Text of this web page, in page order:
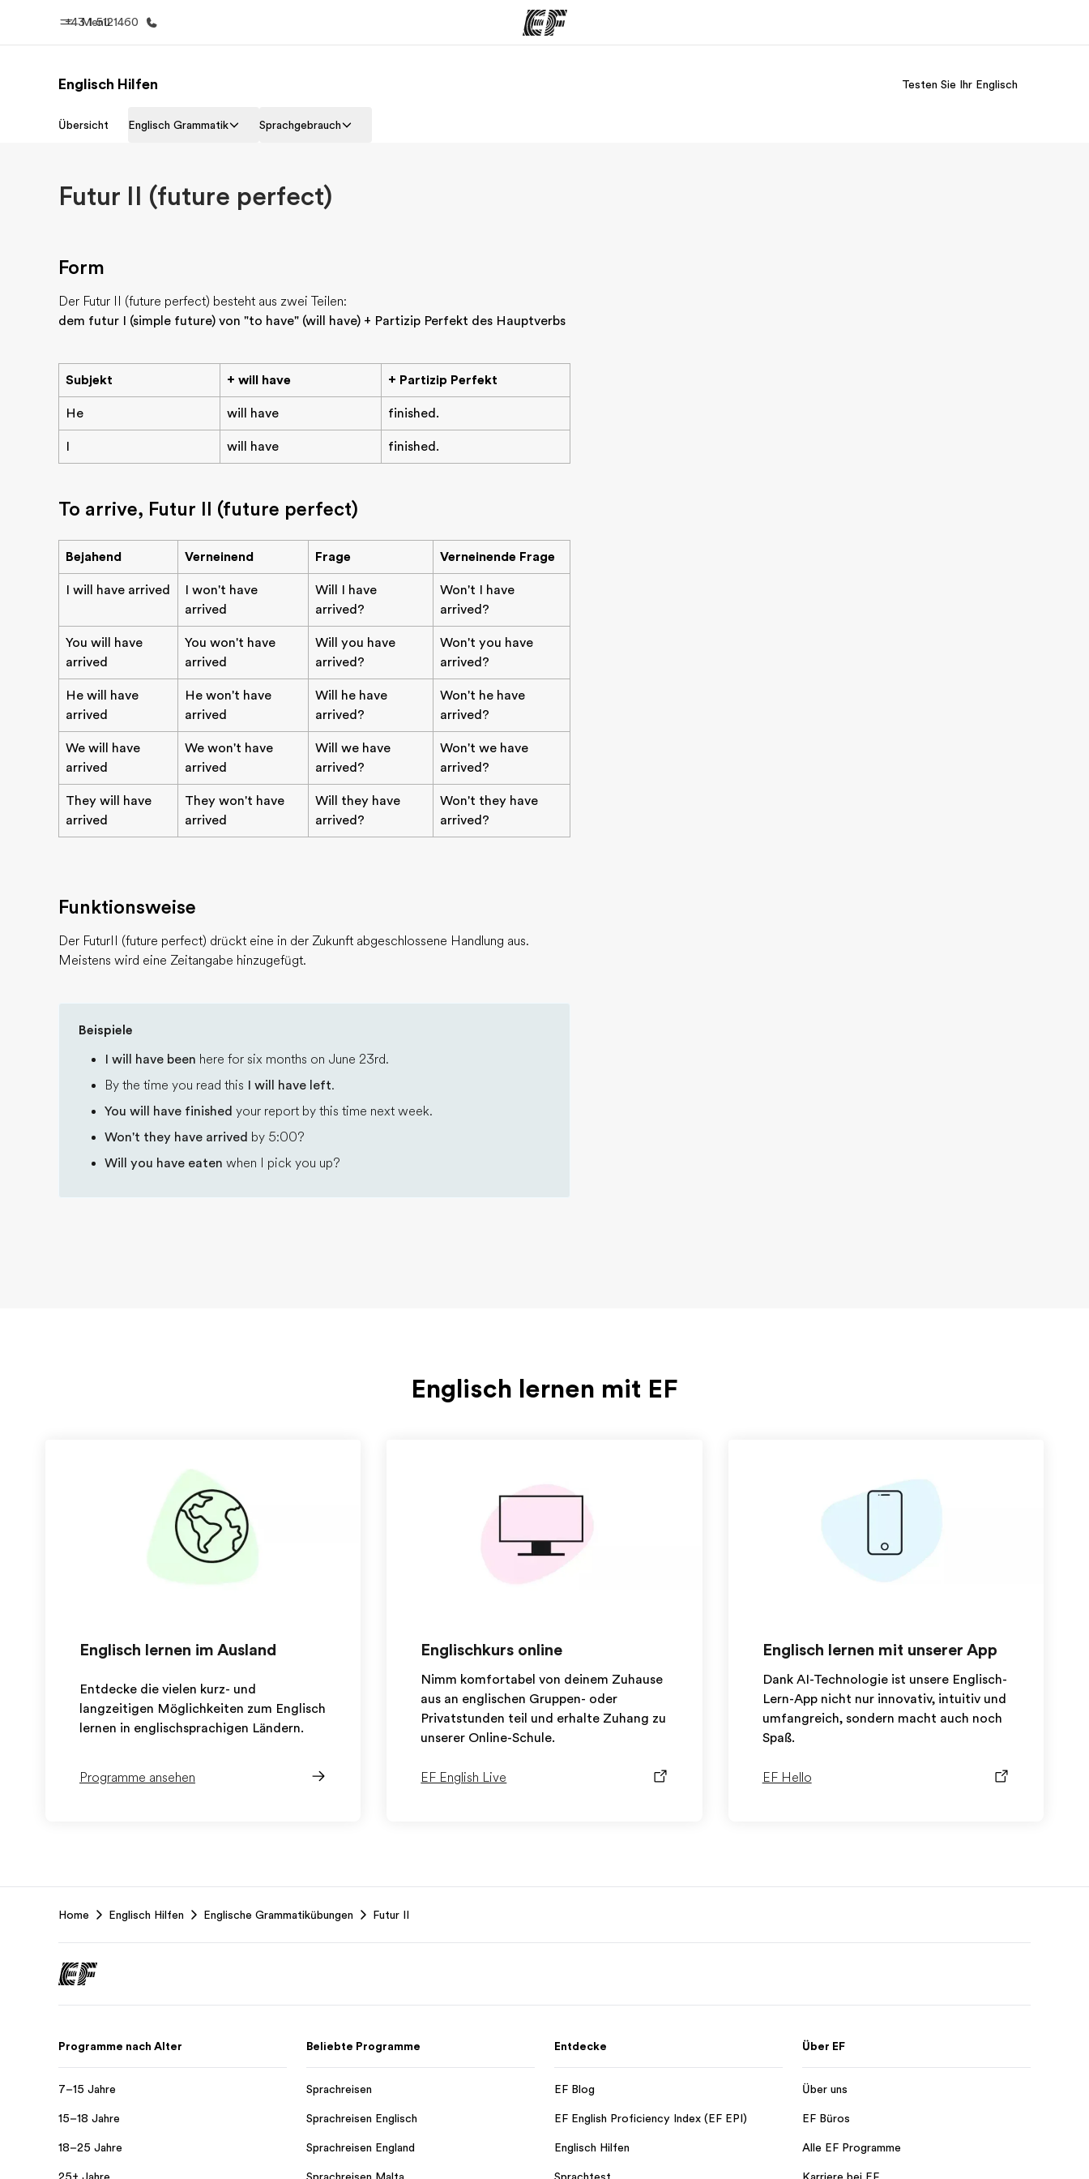
Menü
+43 1 5121460
Home Programme
Englisch Hilfen Testen Sie Ihr Englisch
Übersicht Englisch Grammatik Sprachgebrauch
Futur II (future perfect)
Form
Der Futur II (future perfect) besteht aus zwei Teilen:
dem futur I (simple future) von "to have" (will have) + Partizip Perfekt des Hauptverbs
Subjekt + will have + Partizip Perfekt
He will have finished.
I will have finished.
To arrive, Futur II (future perfect)
Bejahend Verneinend Frage Verneinende Frage
I will have arrived
I won't have
arrived
Will I have
arrived?
Won't I have
arrived?
You will have
arrived
You won't have
arrived
Will you have
arrived?
Won't you have
arrived?
He will have
arrived
He won't have
arrived
Will he have
arrived?
Won't he have
arrived?
We will have
arrived
We won't have
arrived
Will we have
arrived?
Won't we have
arrived?
They will have
arrived
They won't have
arrived
Will they have
arrived?
Won't they have
arrived?
Funktionsweise
Der FuturII (future perfect) drückt eine in der Zukunft abgeschlossene Handlung aus.
Meistens wird eine Zeitangabe hinzugefügt.
Beispiele
I will have been here for six months on June 23rd.
By the time you read this I will have left.
You will have finished your report by this time next week.
Won't they have arrived by 5:00?
Will you have eaten when I pick you up?
Englisch lernen mit EF
Englisch lernen im Ausland
Entdecke die vielen kurz- und
langzeitigen Möglichkeiten zum Englisch
lernen in englischsprachigen Ländern.
Programme ansehen
Englischkurs online
Nimm komfortabel von deinem Zuhause
aus an englischen Gruppen- oder
Privatstunden teil und erhalte Zuhang zu
unserer Online-Schule.
EF English Live
Englisch lernen mit unserer App
Dank AI-Technologie ist unsere Englisch-
Lern-App nicht nur innovativ, intuitiv und
umfangreich, sondern macht auch noch
Spaß.
EF Hello
Home Englisch Hilfen Englische Grammatikübungen Futur II
Programme nach Alter
7–15 Jahre
15–18 Jahre
18–25 Jahre
Beliebte Programme
Sprachreisen
Sprachreisen Englisch
Sprachreisen England
Entdecke
EF Blog
EF English Proficiency Index (EF EPI)
Englisch Hilfen
Über EF
Über uns
EF Büros
Alle EF Programme